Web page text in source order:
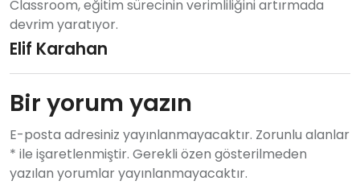
Classroom, eğitim sürecinin verimliliğini artırmada
devrim yaratıyor.
Elif Karahan
Bir yorum yazın
E-posta adresiniz yayınlanmayacaktır. Zorunlu alanlar
* ile işaretlenmiştir. Gerekli özen gösterilmeden
yazılan yorumlar yayınlanmayacaktır.